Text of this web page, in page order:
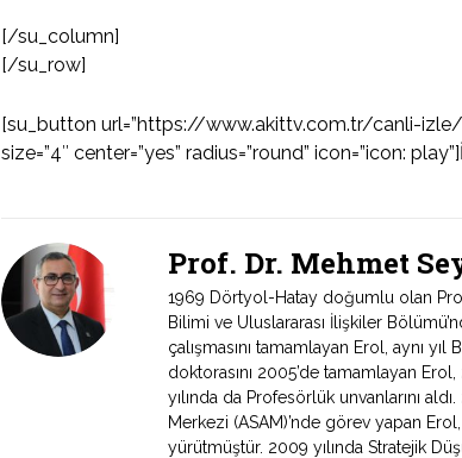
[/su_column]
[/su_row]
[su_button url=”https://www.akittv.com.tr/canli-izle/
size=”4″ center=”yes” radius=”round” icon=”icon:
Prof. Dr. Mehmet
1969 Dörtyol-Hatay doğumlu olan
Bilimi ve Uluslararası İlişkiler
çalışmasını tamamlayan Erol, aynı
doktorasını 2005’de tamamlayan
yılında da Profesörlük unvanlarını
Merkezi (ASAM)’nde görev yapan
yürütmüştür. 2009 yılında Stratejik